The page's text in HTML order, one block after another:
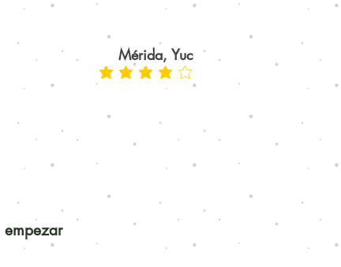
Mérida, Yuc